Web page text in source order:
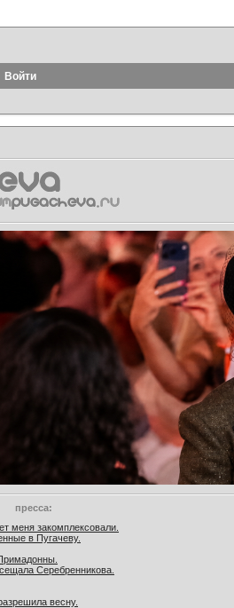
Войти
пресса:
меня закомплексовали.
в Пугачеву.
Серебренникова.
весну.